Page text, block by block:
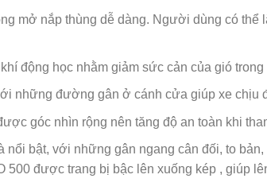
mở nắp thùng dễ dàng. Người dùng có
động học nhằm giảm sức cản của gió trong
những đường gân ở cánh cửa giúp xe chịu
góc nhìn rộng nên tăng độ an toàn khi
nổi bật, với những gân ngang cân đối, to
500 được trang bị bậc lên xuống kép , giúp